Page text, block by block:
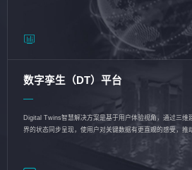
数字孪生（DT）平台
Digital Twins智慧解决方案是基于用户体验视角，通过三维
界的状态同步呈现，使用户对关键数据有更直观的感受，推